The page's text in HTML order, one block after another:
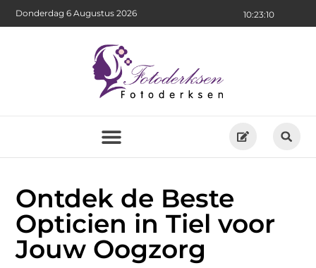
10:23:12
Donderdag 6 Augustus 2026
Ontdek de Beste
Opticien in Tiel voor
Jouw Oogzorg